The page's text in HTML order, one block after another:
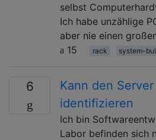
selbst
Ich habe unzählige
aber nie einen
15
rack system-
6
Kann den
identifizieren
Ich bin
Labor befinden sich